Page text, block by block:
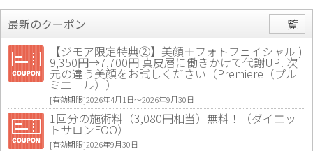
最新のクーポン
一覧
【ジモア限定特典②】美顔＋フォトフェイシャル )
9,350円→7,700円 真皮層に働きかけて代謝UP! 次
元の違う美顔をお試しください（Premiere（プル
ミエール））
[有効期限]2026年4月1日〜2026年9月30日
1回分の施術料（3,080円相当）無料！（ダイエッ
トサロンFOO）
[有効期限]2026年9月30日